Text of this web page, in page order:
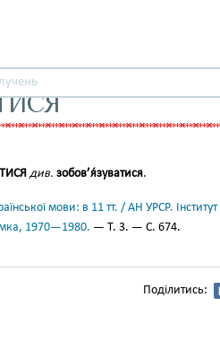
див. зобов’я́зуватися.
мови: в 11 тт. / АН УРСР.
1970—1980. — Т. 3. — С. 674.
Поділитись: